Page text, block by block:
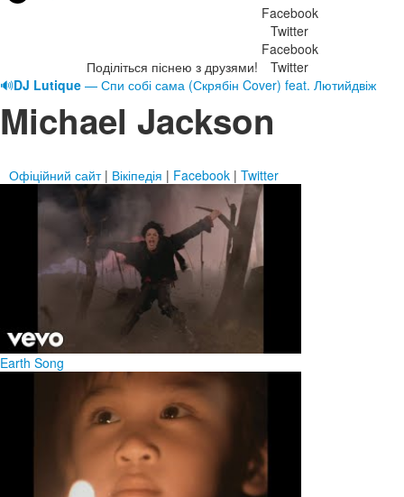
Поділіться піснею з друзями!
Facebook
Twitter
Facebook
Twitter
🔊DJ Lutique — Спи собі сама (Скрябін Cover) feat. Лютийдвіж
Michael Jackson
Офіційний сайт| Вікіпедія | Facebook | Twitter
Earth Song